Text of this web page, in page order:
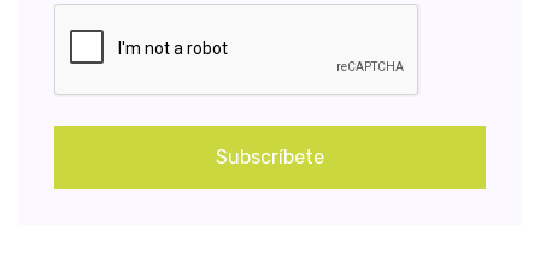
Subscríbete